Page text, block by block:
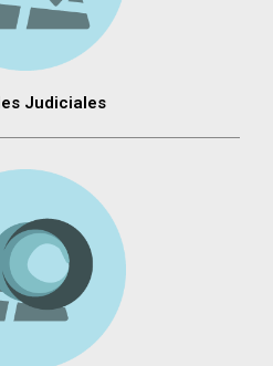
Judiciales